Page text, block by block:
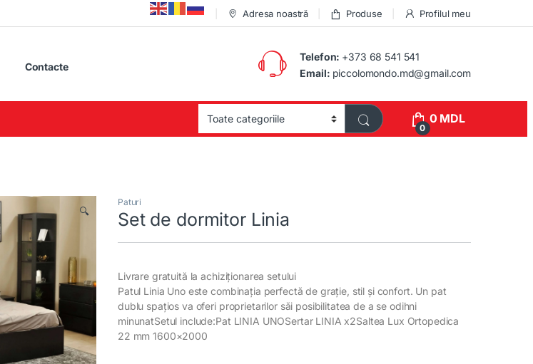
Adresa noastră Produse Profilul meu
Contacte
Telefon: +373 68 541 541
Email: piccolomondo.md@gmail.com
0
0 MDL
🔍
Paturi
Set de dormitor Linia
Livrare gratuită la achiziționarea setului
Patul Linia Uno este combinația perfectă de grație, stil și confort. Un pat
dublu spațios va oferi proprietarilor săi posibilitatea de a se odihni
minunatSetul include:Pat LINIA UNOSertar LINIA x2Saltea Lux Ortopedica
22 mm 1600×2000